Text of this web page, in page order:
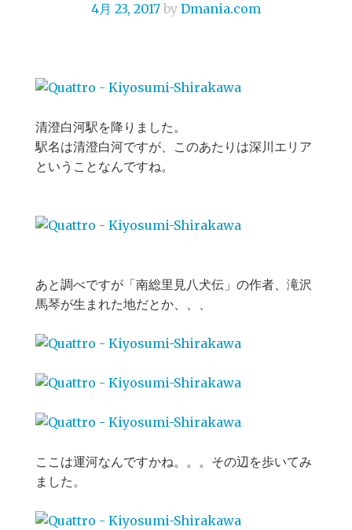
4月 23, 2017 by Dmania.com
清澄白河駅を降りました。
駅名は清澄白河ですが、このあたりは深川エリア
ということなんですね。
あと調べですが「南総里見八犬伝」の作者、滝沢
馬琴が生まれた地だとか、、、
ここは運河なんですかね。。。その辺を歩いてみ
ました。